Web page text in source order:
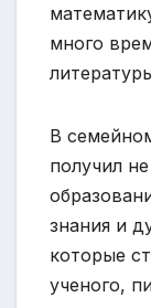
много
В
получил
знания и
которые
ученого,